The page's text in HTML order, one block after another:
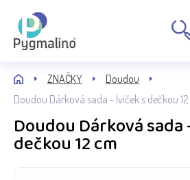
ZNAČKY
Doudou
Doudou Dárková sada - lvíček s dečkou
Doudou Dárková sada
dečkou 12 cm